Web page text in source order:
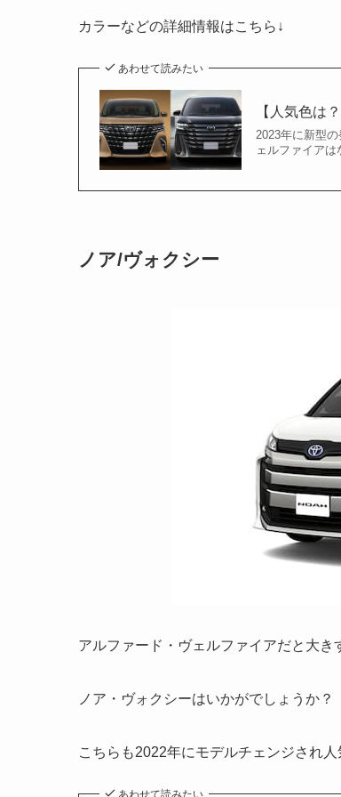
カラーなどの詳細情報はこちら↓
あわせて読みたい
【人気色は
2023年に新型
ェルファイア
ノア/ヴォクシー
アルファード・ヴェルファイアだと大き
ノア・ヴォクシーはいかがでしょうか？
こちらも2022年にモデルチェンジされ人
あわせて読みたい